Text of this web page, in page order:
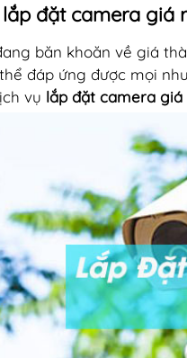
đặt camera giá
băn khoăn về giá
đáp ứng được mọi
vụ lắp đặt camera giá